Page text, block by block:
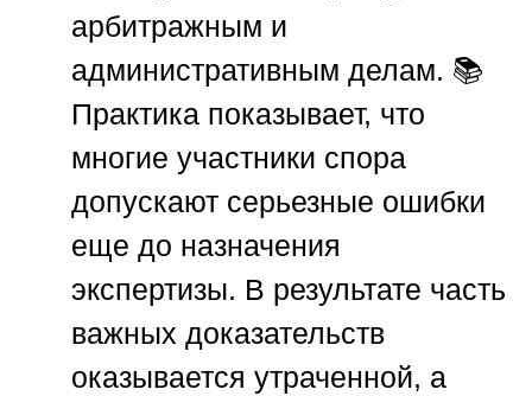
арбитражным и
административным делам. 📚
Практика показывает, что
многие участники спора
допускают серьезные ошибки
еще до назначения
экспертизы. В результате часть
важных доказательств
оказывается утраченной, а